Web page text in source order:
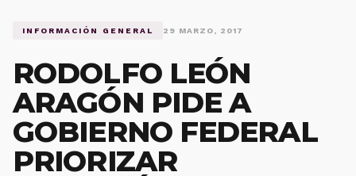
INFORMACIÓN GENERAL 29 MARZO, 2017
RODOLFO LEÓN
ARAGÓN PIDE A
GOBIERNO FEDERAL
PRIORIZAR